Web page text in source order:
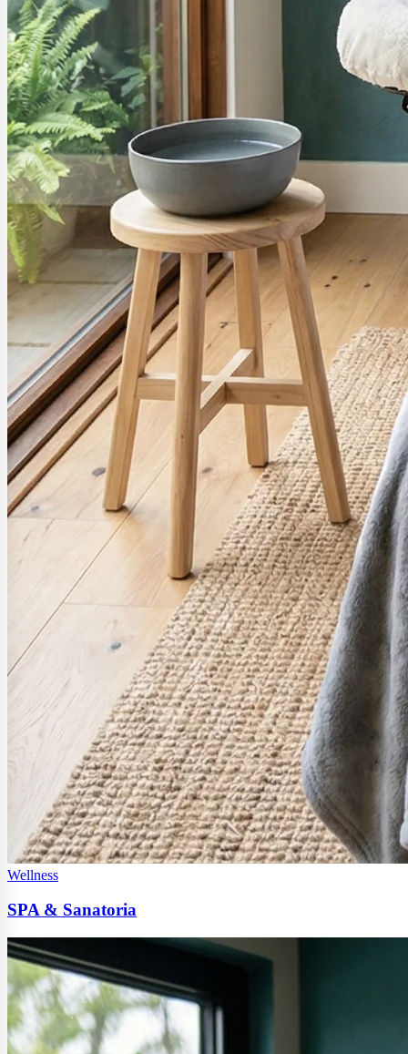
Wellness
SPA & Sanatoria